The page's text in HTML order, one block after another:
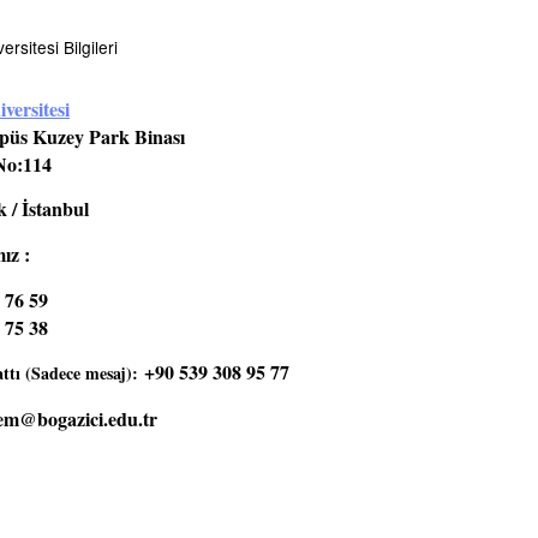
Bilgileri
Kuzey Park Binası
/ İstanbul
:
59
38
(Sadece mesaj): +90 539 308 95 77